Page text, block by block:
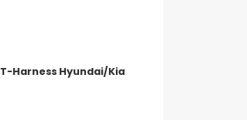
T-Harness Hyundai/Kia